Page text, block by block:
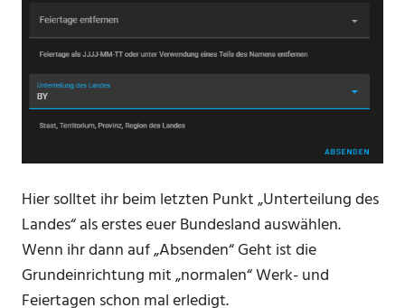
Hier solltet ihr beim letzten Punkt „Unterteilung des
Landes“ als erstes euer Bundesland auswählen.
Wenn ihr dann auf „Absenden“ Geht ist die
Grundeinrichtung mit „normalen“ Werk- und
Feiertagen schon mal erledigt.